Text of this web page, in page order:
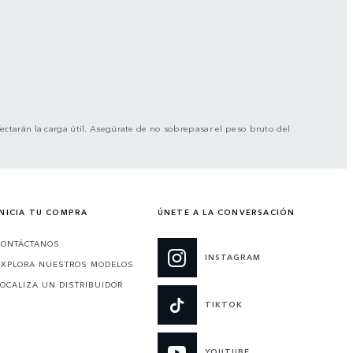
la carga útil. Asegúrate de no sobrepasar el peso bruto del
TU COMPRA
NUESTROS MODELOS
UN DISTRIBUIDOR
ÚNETE A LA CONVERSACIÓN
INSTAGRAM
TIKTOK